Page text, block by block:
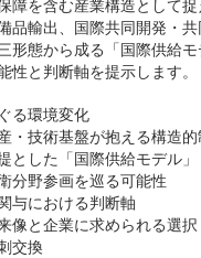
障を含む産業構造として
品輸出、国際共同開発・
形態から成る「国際供給モ
性と判断軸を提示します。
る環境変化
・技術基盤が抱える構造的
とした「国際供給モデル」
分野参画を巡る可能性
与における判断軸
像と企業に求められる選択
交換